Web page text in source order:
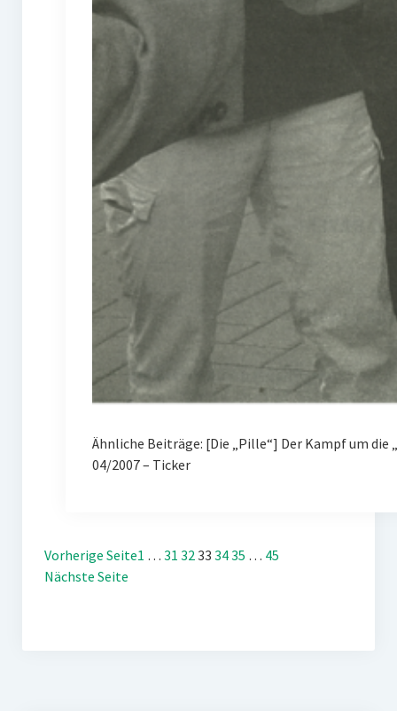
Ähnliche Beiträge: [Die „Pille“] Der Kampf um die
04/2007 – Ticker
Vorherige Seite1 … 31 3233 3435 … 45
Nächste Seite